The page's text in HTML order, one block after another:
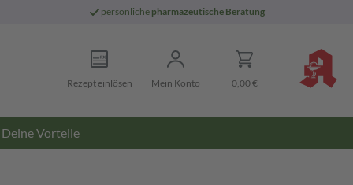
persönliche pharmazeutische Beratung
Rezept einlösen Mein Konto 0,00 €
Deine Vorteile